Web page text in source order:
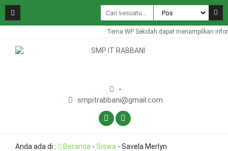
Tema WP Sekolah dapat menampilkan
-
smpitrabbani@gmail.com
Anda ada di : Beranda - Siswa - Savela Merlyn